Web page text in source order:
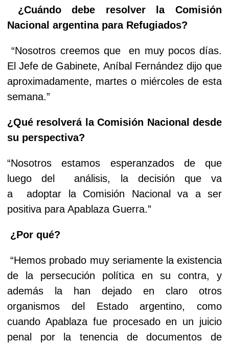
¿Cuándo debe resolver la Comisión
Nacional argentina para Refugiados?
“Nosotros creemos que
en muy pocos días.
El Jefe de Gabinete, Aníbal Fernández dijo que
aproximadamente, martes o miércoles de esta
semana.”
¿Qué resolverá la Comisión Nacional desde
su perspectiva?
“Nosotros estamos esperanzados de que
luego del
análisis, la decisión que va
a
adoptar la Comisión Nacional va a ser
positiva para Apablaza Guerra.”
¿Por qué?
“Hemos probado muy seriamente la existencia
de la persecución política en su contra, y
además la han dejado en claro otros
organismos del Estado argentino, como
cuando Apablaza fue procesado en un juicio
penal por la tenencia de documentos de